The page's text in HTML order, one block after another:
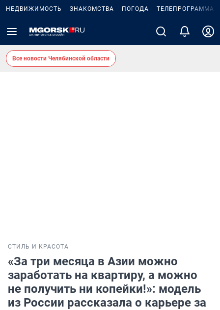
НЕДВИЖИМОСТЬ ЗНАКОМСТВА ПОГОДА ТЕЛЕПРОГРАММА
Все новости Челябинской области
СТИЛЬ И КРАСОТА
«За три месяца в Азии можно
заработать на квартиру, а можно
не получить ни копейки!»: модель
из России рассказала о карьере за